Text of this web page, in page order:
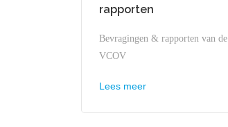
rapporten
Bevragingen & rapporten van de
VCOV
Lees meer